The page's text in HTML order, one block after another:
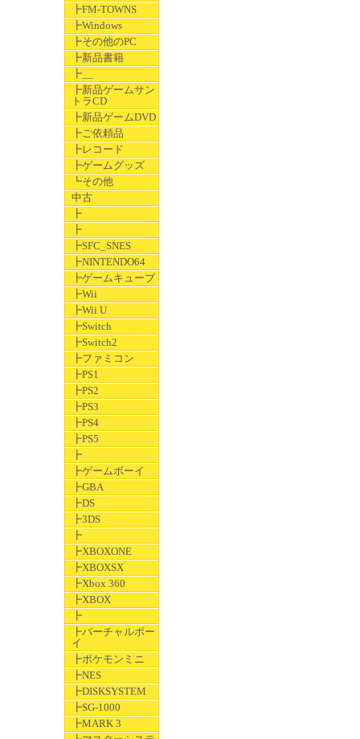
┣FM-TOWNS
┣Windows
┣その他のPC
┣新品書籍
┣__
┣新品ゲームサン
トラCD
┣新品ゲームDVD
┣ご依頼品
┣レコード
┣ゲームグッズ
┗その他
中古
┣
┣
┣SFC_SNES
┣NINTENDO64
┣ゲームキューブ
┣Wii
┣Wii U
┣Switch
┣Switch2
┣ファミコン
┣PS1
┣PS2
┣PS3
┣PS4
┣PS5
┣
┣ゲームボーイ
┣GBA
┣DS
┣3DS
┣
┣XBOXONE
┣XBOXSX
┣Xbox 360
┣XBOX
┣
┣バーチャルボー
イ
┣ポケモンミニ
┣NES
┣DISKSYSTEM
┣SG-1000
┣MARK 3